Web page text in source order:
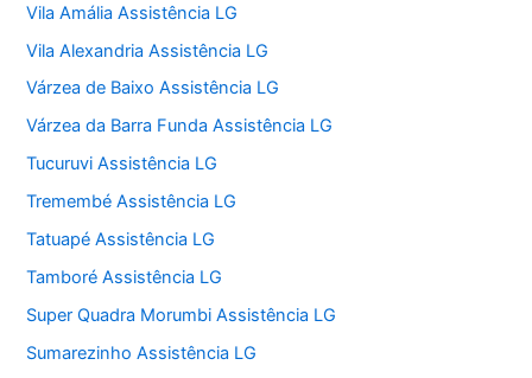
Vila Amália Assistência LG
Vila Alexandria Assistência LG
Várzea de Baixo Assistência LG
Várzea da Barra Funda Assistência LG
Tucuruvi Assistência LG
Tremembé Assistência LG
Tatuapé Assistência LG
Tamboré Assistência LG
Super Quadra Morumbi Assistência LG
Sumarezinho Assistência LG